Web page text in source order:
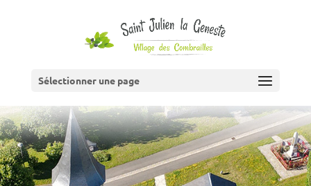
Sélectionner une page